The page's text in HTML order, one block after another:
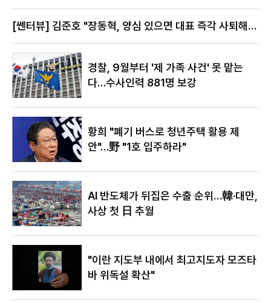
금이 절호의 찬스"
[쎈터뷰] 김준호 "장동혁, 양심 있으면 대표 즉각 사퇴해
경찰, 9월부터 '제 가족 사건' 못 맡는
다…수사인력 881명 보강
황희 "폐기 버스로 청년주택 활용 제
안"…野 "1호 입주하라"
AI 반도체가 뒤집은 수출 순위…韓·대만,
사상 첫 日 추월
"이란 지도부 내에서 최고지도자 모즈타
바 위독설 확산"